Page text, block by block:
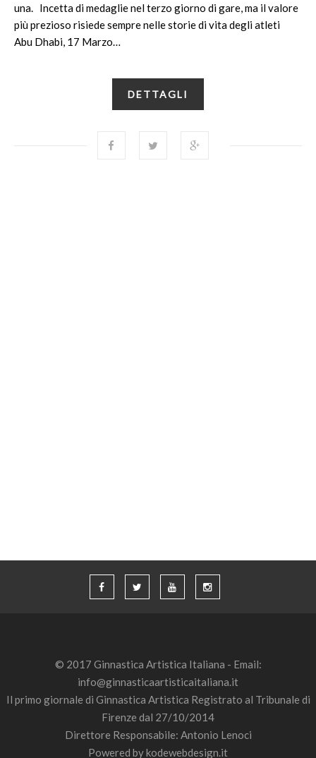
una. Incetta di medaglie nel terzo giorno di gare, ma il valore
più prezioso risiede sempre nelle storie di vita degli atleti
Abu Dhabi, 17 Marzo…
DETTAGLI
© 2017 Ginnastica Artistica Italiana - Email:
info@ginnasticaartisticaitaliana.it
Il primo giornale di Ginnastica Artistica Registrato al Tribunale di
Firenze dal 27/10/2014
Direttore Responsabile: Antonio Lenoci
Powered bykodewebdesign.it